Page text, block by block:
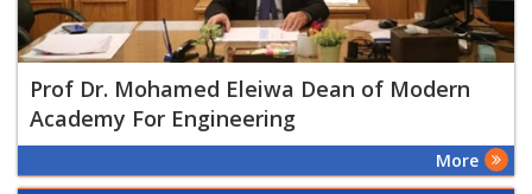
Prof Dr. Mohamed Eleiwa Dean of Modern
Academy For Engineering
More